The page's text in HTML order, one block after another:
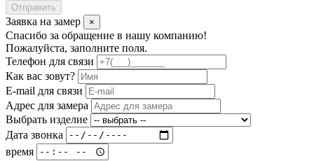
Отправить
Заявка на замер ×
Спасибо за обращение в нашу компанию!
Пожалуйста, заполните поля.
Телефон для связи
Как вас зовут?
E-mail для связи
Адрес для замера
Выбрать изделие
Дата звонка
время